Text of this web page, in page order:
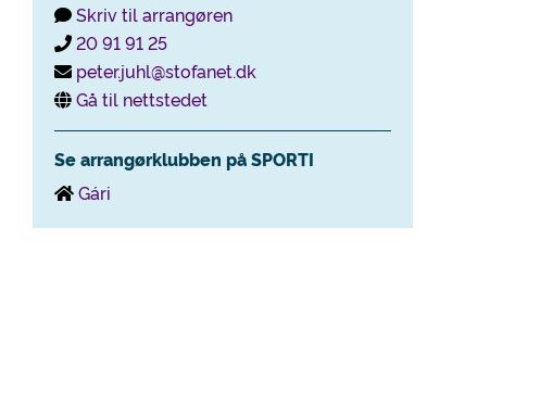
Skriv til arrangøren
20 91 91 25
peter.juhl@stofanet.dk
Gå til nettstedet
Se arrangørklubben på SPORTI
Gári